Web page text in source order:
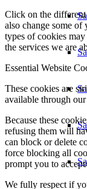
Click on the
also change some of
types of cookies
the services we are
Essential Website
These cookies are
available through
Because these
refusing them will
can block or delete
force blocking all
prompt you to
We fully respect if